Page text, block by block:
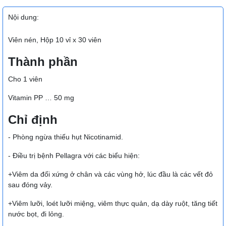
Nội dung:
Viên nén, Hộp 10 vỉ x 30 viên
Thành phần
Cho 1 viên
Vitamin PP … 50 mg
Chỉ định
- Phòng ngừa thiếu hụt Nicotinamid.
- Điều trị bệnh Pellagra với các biểu hiện:
+Viêm da đối xứng ở chân và các vùng hở, lúc đầu là các vết đỏ
sau đóng vảy.
+Viêm lưỡi, loét lưỡi miệng, viêm thực quản, dạ dày ruột, tăng tiết
nước bọt, đi lỏng.